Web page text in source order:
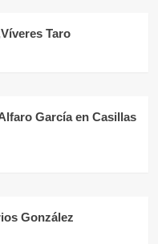
Taro
García en Casillas
González